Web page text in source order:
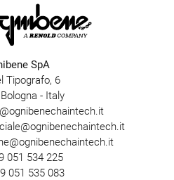
SpA
Tipografo, 6
- Italy
051 534 225
051 535 083